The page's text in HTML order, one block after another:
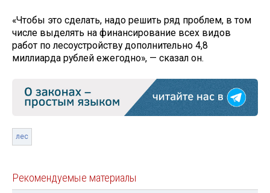
«Чтобы это сделать, надо решить ряд проблем, в том
числе выделять на финансирование всех видов
работ по лесоустройству дополнительно 4,8
миллиарда рублей ежегодно», — сказал он.
лес
Рекомендуемые материалы